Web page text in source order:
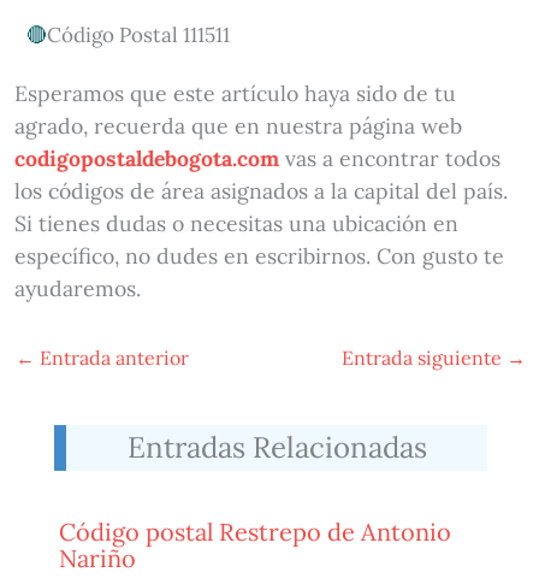
Código Postal 111511
Esperamos que este artículo haya sido de tu
agrado, recuerda que en nuestra página web
codigopostaldebogota.comvas a encontrar todos
los códigos de área asignados a la capital del país.
Si tienes dudas o necesitas una ubicación en
específico, no dudes en escribirnos. Con gusto te
ayudaremos.
← Entrada anterior Entrada siguiente →
Entradas Relacionadas
Código postal Restrepo de Antonio
Nariño